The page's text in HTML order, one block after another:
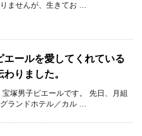
ませんが、生きてお ...
エールを愛してくれている
りました。
塚男子ピエールです。 先日、月組
ランドホテル／カル ...